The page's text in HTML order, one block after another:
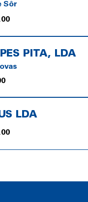
Sôr
PITA, LDA
LDA